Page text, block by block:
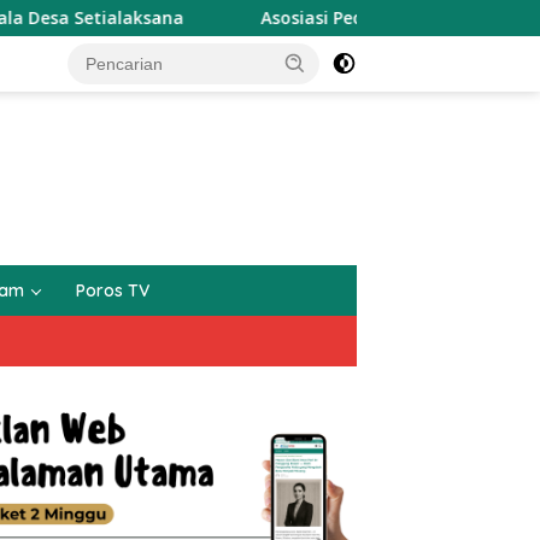
Asosiasi Pedagang Ikan Touna Desak Investigasi
Poros TV